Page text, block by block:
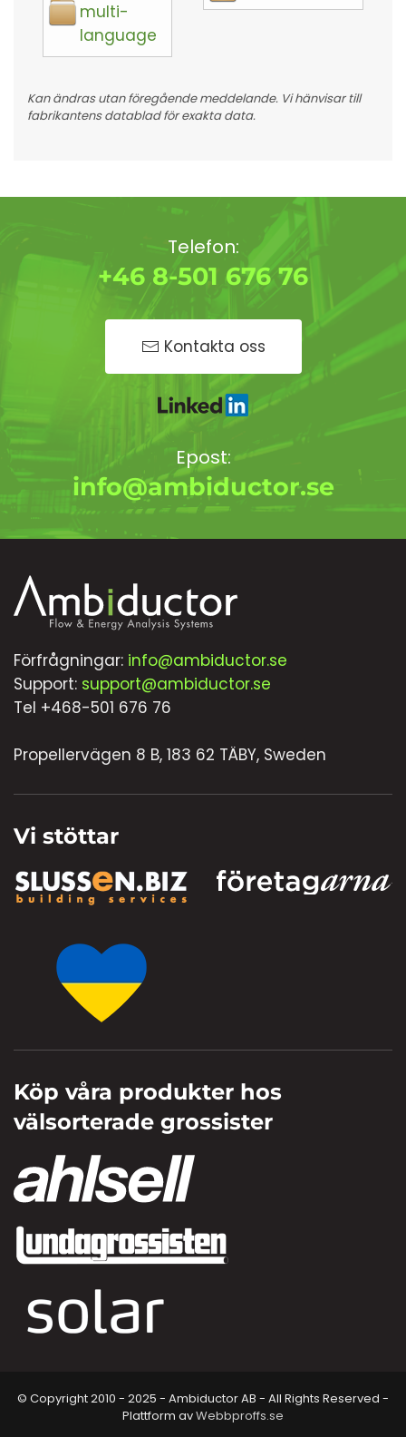
multi-
language
Kan ändras utan föregående meddelande. Vi hänvisar till
fabrikantens datablad för exakta data.
Telefon:
+46 8-501 676 76
Kontakta oss
Epost:
info@ambiductor.se
Förfrågningar: info@ambiductor.se
Support: support@ambiductor.se
Tel +468-501 676 76
Propellervägen 8 B, 183 62 TÄBY, Sweden
Vi stöttar
Köp våra produkter hos
välsorterade grossister
© Copyright 2010 - 2025 - Ambiductor AB - All Rights Reserved -
Plattform avWebbproffs.se